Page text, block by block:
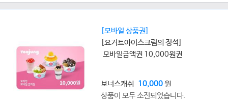
[모바일 상품권]
[요거트아이스크림의 정석]
모바일금액권 10,000원권
보너스캐쉬 10,000원
상품이 모두 소진되었습니다.